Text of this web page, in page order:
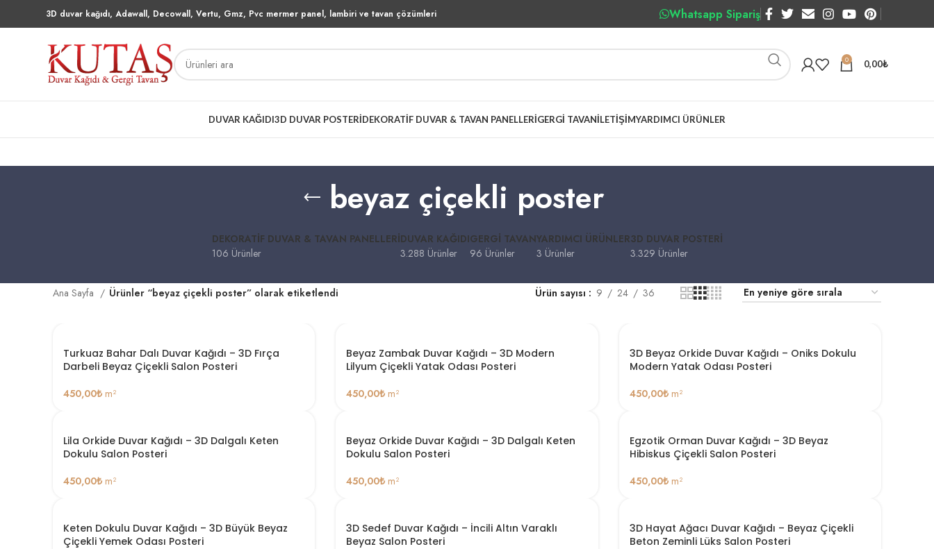
3D duvar kağıdı, Adawall, Decowall, Vertu, Gmz, Pvc mermer panel, lambiri ve tavan çözümleri Whatsapp Sipariş
0 0,00₺
DUVAR KAĞIDI3D DUVAR POSTERIDEKORATIF DUVAR & TAVAN PANELLERIGERGI TAVANİLETIŞIMYARDIMCI ÜRÜNLER
beyaz çiçekli poster
DEKORATIF DUVAR & TAVAN PANELLERI
106 Ürünler
DUVAR KAĞIDI
3.288 Ürünler
GERGI TAVAN
96 Ürünler
YARDIMCI ÜRÜNLER
3 Ürünler
3D DUVAR POSTERI
3.329 Ürünler
Ana Sayfa Ürünler “beyaz çiçekli poster” olarak etiketlendi Ürün sayısı 9 24 36
Turkuaz Bahar Dalı Duvar Kağıdı – 3D Fırça
Darbeli Beyaz Çiçekli Salon Posteri
450,00₺ m²
Beyaz Zambak Duvar Kağıdı – 3D Modern
Lilyum Çiçekli Yatak Odası Posteri
450,00₺ m²
3D Beyaz Orkide Duvar Kağıdı – Oniks Dokulu
Modern Yatak Odası Posteri
450,00₺m²
Lila Orkide Duvar Kağıdı – 3D Dalgalı Keten
Dokulu Salon Posteri
450,00₺ m²
Beyaz Orkide Duvar Kağıdı – 3D Dalgalı Keten
Dokulu Salon Posteri
450,00₺ m²
Egzotik Orman Duvar Kağıdı – 3D Beyaz
Hibiskus Çiçekli Salon Posteri
450,00₺m²
Keten Dokulu Duvar Kağıdı – 3D Büyük Beyaz
Çiçekli Yemek Odası Posteri
3D Sedef Duvar Kağıdı – İncili Altın Varaklı
Beyaz Salon Posteri
3D Hayat Ağacı Duvar Kağıdı – Beyaz Çiçekli
Beton Zeminli Lüks Salon Posteri